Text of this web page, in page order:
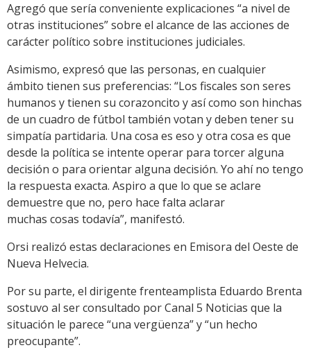
Agregó que sería conveniente explicaciones “a nivel de
otras instituciones” sobre el alcance de las acciones de
carácter político sobre instituciones judiciales.
Asimismo, expresó que las personas, en cualquier
ámbito tienen sus preferencias: “Los fiscales son seres
humanos y tienen su corazoncito y así como son hinchas
de un cuadro de fútbol también votan y deben tener su
simpatía partidaria. Una cosa es eso y otra cosa es que
desde la política se intente operar para torcer alguna
decisión o para orientar alguna decisión. Yo ahí no tengo
la respuesta exacta. Aspiro a que lo que se aclare
demuestre que no, pero hace falta aclarar
muchas cosas todavía”, manifestó.
Orsi realizó estas declaraciones en Emisora del Oeste de
Nueva Helvecia.
Por su parte, el dirigente frenteamplista Eduardo Brenta
sostuvo al ser consultado por Canal 5 Noticias que la
situación le parece “una vergüenza” y “un hecho
preocupante”.